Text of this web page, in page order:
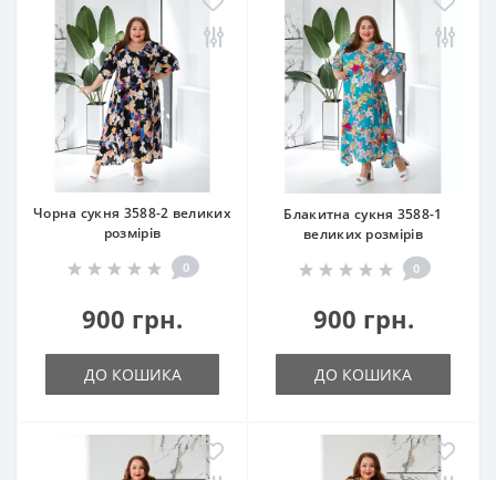
Чорна сукня 3588-2 великих
розмірів
0
900 грн.
ДО КОШИКА
Блакитна сукня 3588-1
великих розмірів
0
900 грн.
ДО КОШИКА